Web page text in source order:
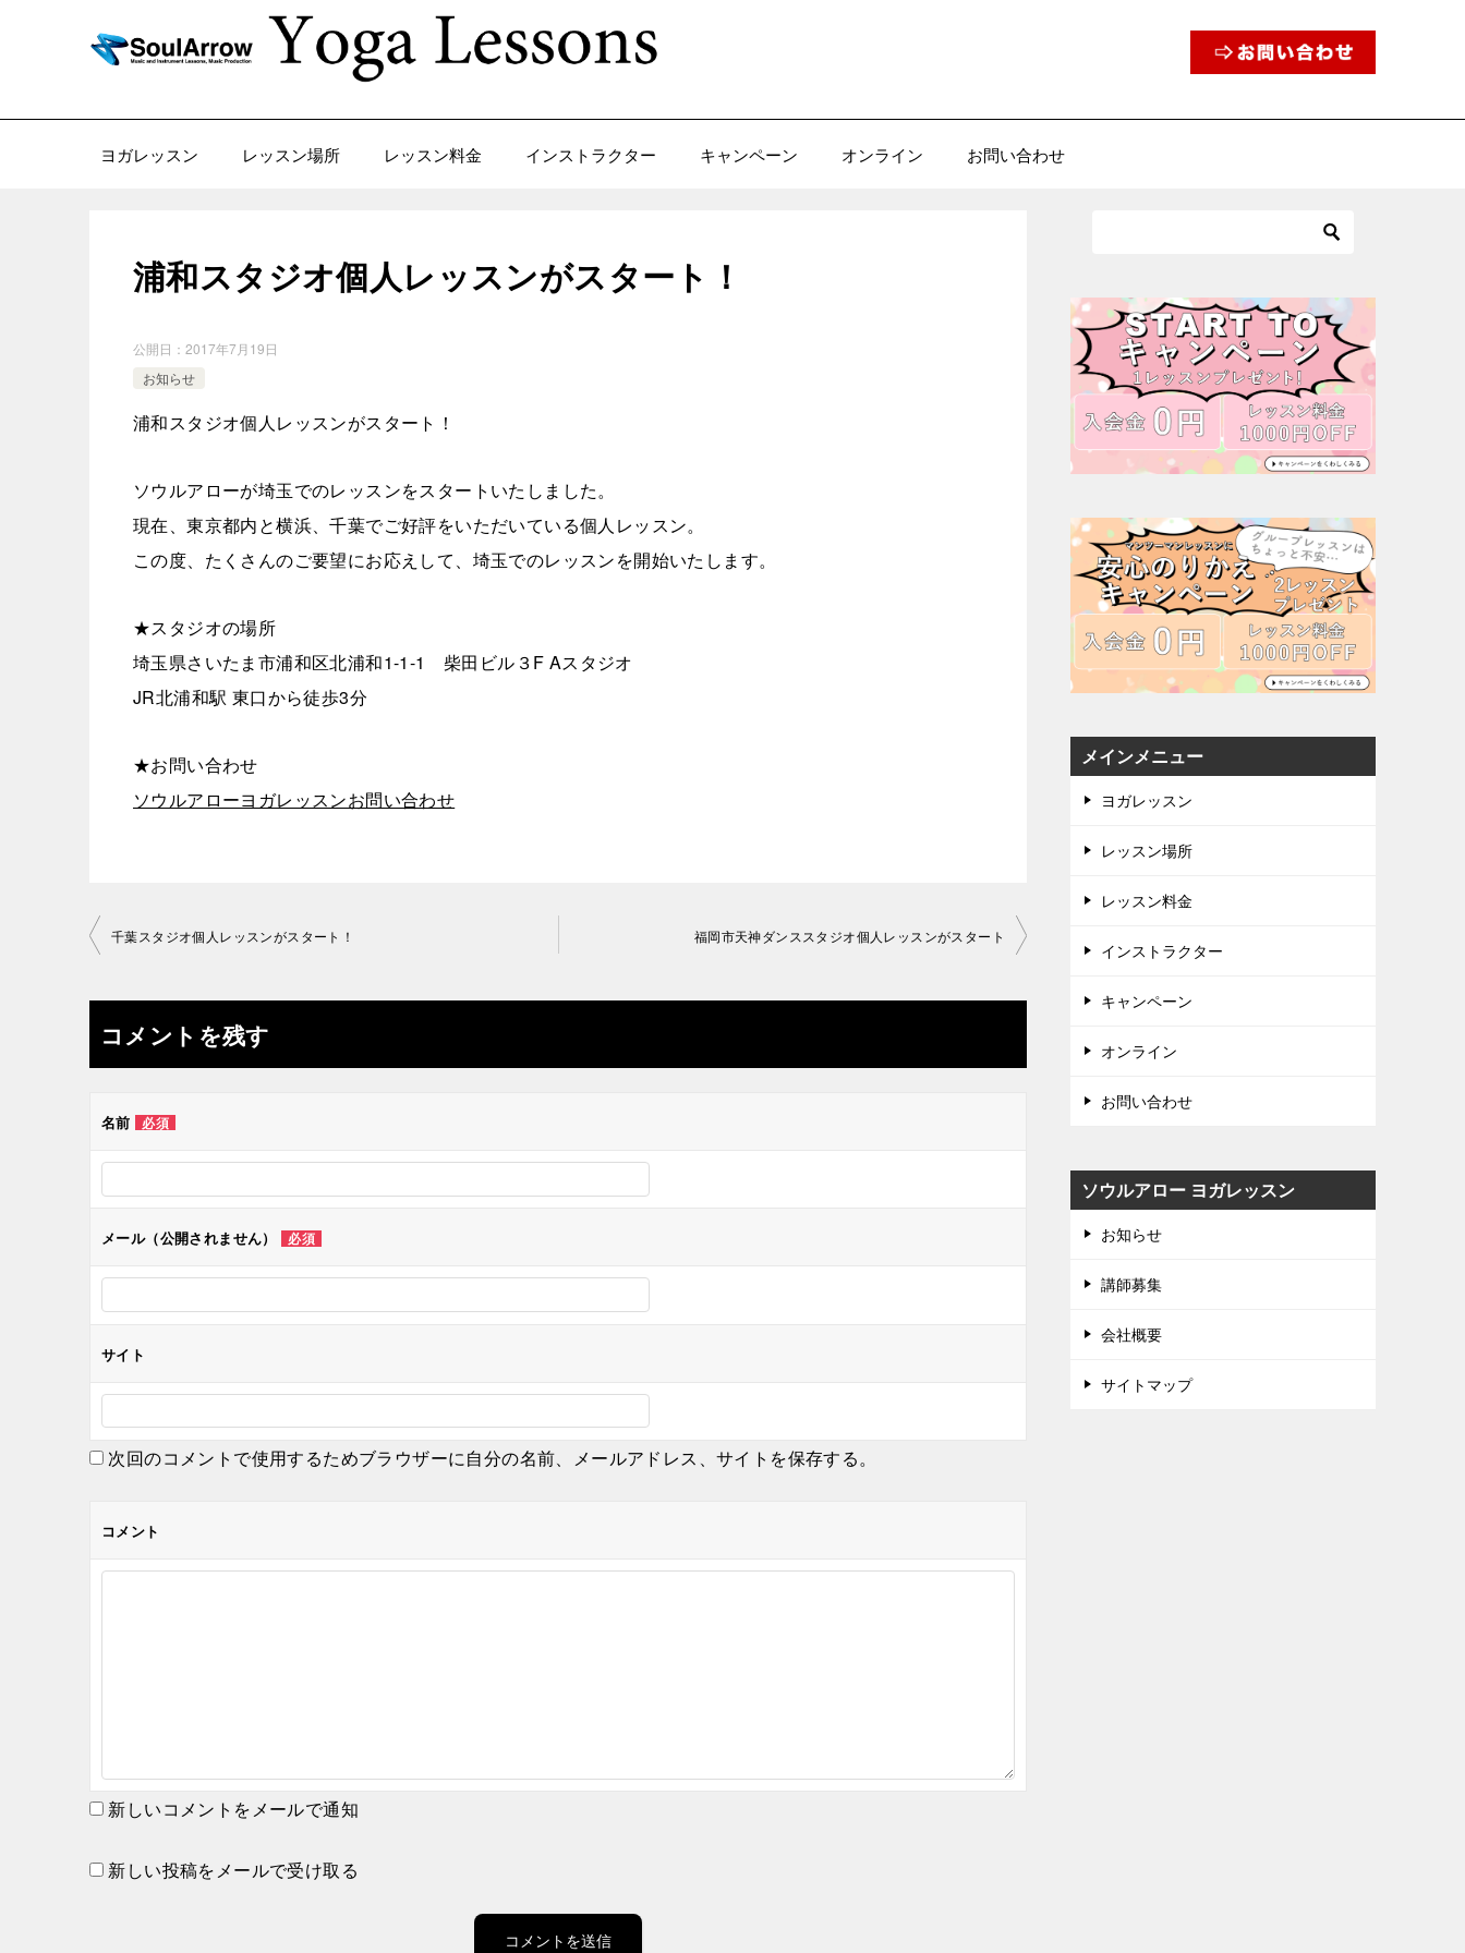
ヨガレッスン レッスン場所 レッスン料金 インストラクター キャンペーン オンライン お問い合わせ
浦和スタジオ個人レッスンがスタート！
公開日： 2017年7月19日
お知らせ
浦和スタジオ個人レッスンがスタート！
ソウルアローが埼玉でのレッスンをスタートいたしました。
現在、東京都内と横浜、千葉でご好評をいただいている個人レッスン。
この度、たくさんのご要望にお応えして、埼玉でのレッスンを開始いたします。
★スタジオの場所
埼玉県さいたま市浦和区北浦和1-1-1 柴田ビル３F Aスタジオ
JR北浦和駅 東口から徒歩3分
★お問い合わせ
ソウルアローヨガレッスンお問い合わせ
投
ナ
ビ
ゲ
ー
ン
千葉スタジオ個人レッスンがスタート！ 福岡市天神ダンススタジオ個人レッスンがスタート
コメントを残す
名前 必須
メール（公開されません） 必須
サイト
次回のコメントで使用するためブラウザーに自分の名前、メールアドレス、サイトを保存する。
コメント
新しいコメントをメールで通知
新しい投稿をメールで受け取る
メインメニュー
ヨガレッスン
レッスン場所
レッスン料金
インストラクター
キャンペーン
オンライン
お問い合わせ
ソウルアロー ヨガレッスン
お知らせ
講師募集
会社概要
サイトマップ